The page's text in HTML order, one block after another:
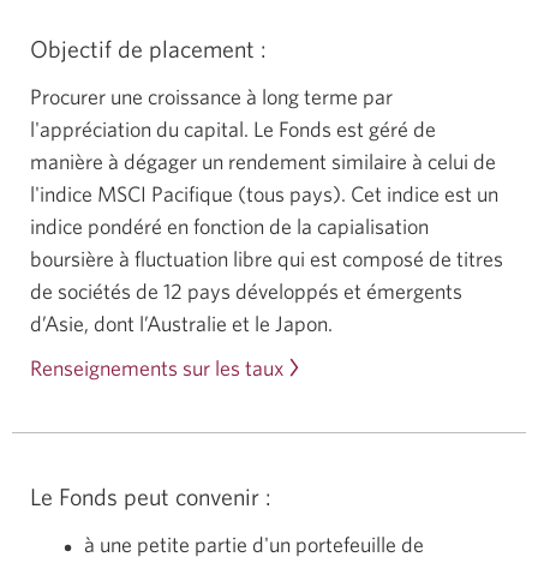
Fonds mutuels
Fonds de croissance
Fonds indiciel Asie-Pacifique CIBC
Objectif de placement :
Procurer une croissance à long terme par
l'appréciation du capital. Le Fonds est géré de
manière à dégager un rendement similaire à celui de
l'indice MSCI Pacifique (tous pays). Cet indice est un
indice pondéré en fonction de la capialisation
boursière à fluctuation libre qui est composé de titres
de sociétés de 12 pays développés et émergents
d’Asie, dont l’Australie et le Japon.
Renseignements sur les taux
Le Fonds peut convenir :
à une petite partie d'un portefeuille de